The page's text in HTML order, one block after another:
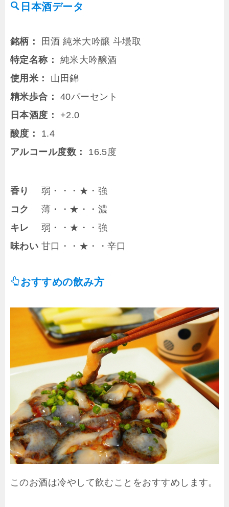
日本酒データ
銘柄：
田酒 純米大吟醸 斗壜取
特定名称：
純米大吟醸酒
使用米：
山田錦
精米歩合：
40パーセント
日本酒度：
+2.0
酸度：
1.4
アルコール度数：
16.5度
香り
弱・・・★・強
コク
薄・・★・・濃
キレ 弱・・★・・強
味わい 甘口・・★・・辛口
おすすめの飲み方
このお酒は冷やして飲むことをおすすめします。